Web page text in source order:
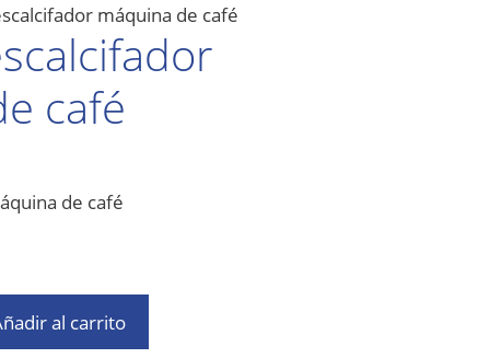
máquina de café
café
de café
al carrito